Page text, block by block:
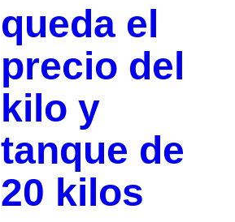
queda el
precio del
kilo y
tanque de
20 kilos